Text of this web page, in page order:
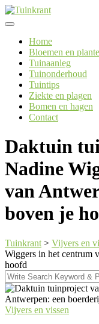
Skip
to
Home
Bloemen en
Tuinaanleg
Tuinonderhoud
Tuintips
Ziekte en plagen
Bomen en hagen
Contact
Daktuin
Nadine
van
boven je
Tuinkrant > Vijvers en
Wiggers in het centrum
hoofd
Search
for:
Vijvers en vissen